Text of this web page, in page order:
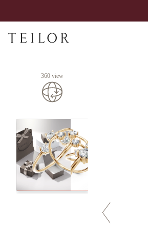
360 view